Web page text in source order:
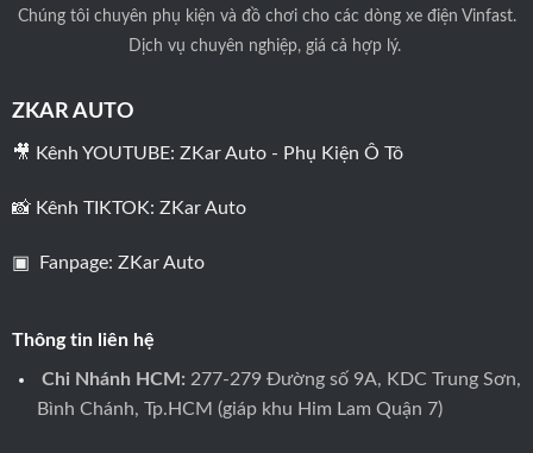
Chúng tôichuyên phụ kiện và đồ chơi cho các dòng xe điện Vinfast.
Dịch vụ chuyên nghiệp, giá cả hợp lý.
ZKAR AUTO
🎥 Kênh YOUTUBE: ZKar Auto - Phụ Kiện Ô Tô
📸 Kênh TIKTOK: ZKar Auto
▣ Fanpage: ZKar Auto
Thông tin liên hệ
Chi Nhánh HCM: 277-279 Đường số 9A, KDC Trung Sơn,
Bình Chánh, Tp.HCM (giáp khu Him Lam Quận 7)